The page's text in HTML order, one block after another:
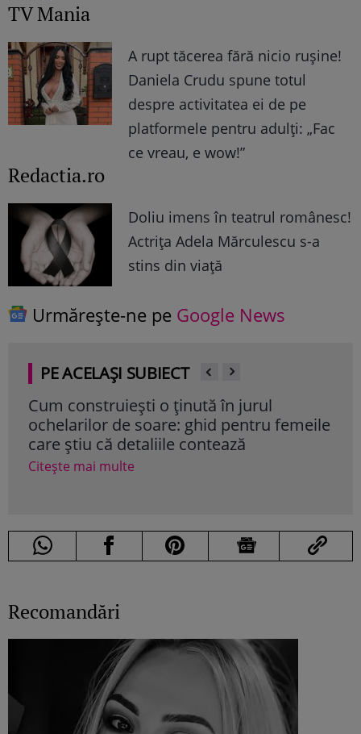
TV Mania
A rupt tăcerea fără nicio rușine!
Daniela Crudu spune totul
despre activitatea ei de pe
platformele pentru adulți: „Fac
ce vreau, e wow!”
Redactia.ro
Doliu imens în teatrul românesc!
Actrița Adela Mărculescu s-a
stins din viață
Urmărește-ne pe Google News
PE ACELAȘI SUBIECT
Cum construiești o ținută în jurul
ochelarilor de soare: ghid pentru femeile
care știu că detaliile contează
Citește mai multe
Recomandări